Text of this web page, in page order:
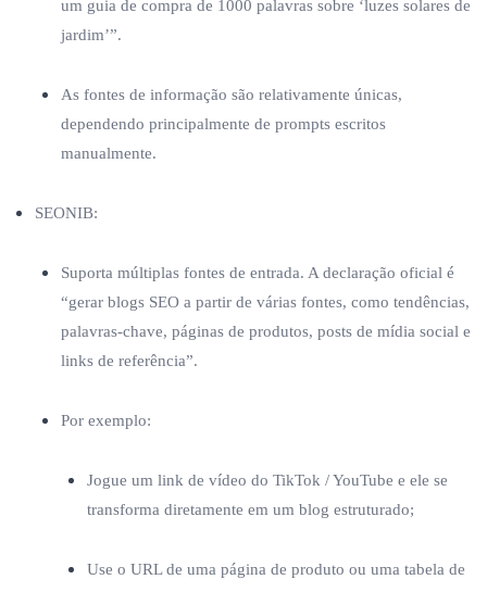
um guia de compra de 1000 palavras sobre ‘luzes solares de
jardim’”.
As fontes de informação são relativamente únicas,
dependendo principalmente de prompts escritos
manualmente.
SEONIB:
Suporta múltiplas fontes de entrada. A declaração oficial é
“gerar blogs SEO a partir de várias fontes, como tendências,
palavras-chave, páginas de produtos, posts de mídia social e
links de referência”.
Por exemplo:
Jogue um link de vídeo do TikTok / YouTube e ele se
transforma diretamente em um blog estruturado;
Use o URL de uma página de produto ou uma tabela de